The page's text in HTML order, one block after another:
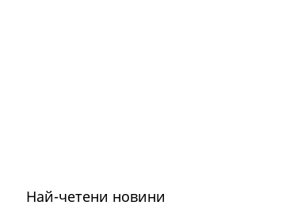
Най-четени новини